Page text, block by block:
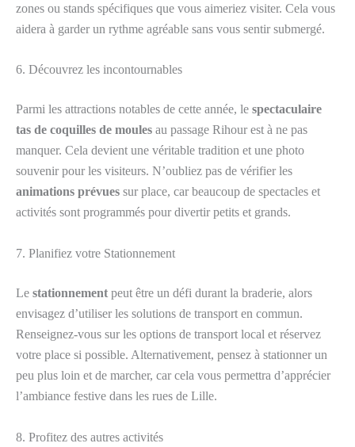
zones ou stands spécifiques que vous aimeriez visiter. Cela vous
aidera à garder un rythme agréable sans vous sentir submergé.
6. Découvrez les incontournables
Parmi les attractions notables de cette année, le spectaculaire
tas de coquilles de moules au passage Rihour est à ne pas
manquer. Cela devient une véritable tradition et une photo
souvenir pour les visiteurs. N’oubliez pas de vérifier les
animations prévues sur place, car beaucoup de spectacles et
activités sont programmés pour divertir petits et grands.
7. Planifiez votre Stationnement
Le stationnement peut être un défi durant la braderie, alors
envisagez d’utiliser les solutions de transport en commun.
Renseignez-vous sur les options de transport local et réservez
votre place si possible. Alternativement, pensez à stationner un
peu plus loin et de marcher, car cela vous permettra d’apprécier
l’ambiance festive dans les rues de Lille.
8. Profitez des autres activités